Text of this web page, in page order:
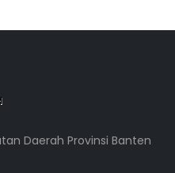
Daerah Provinsi Banten